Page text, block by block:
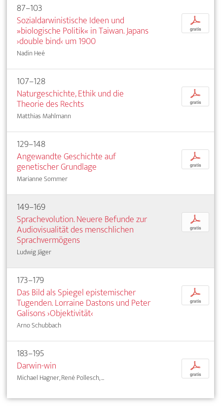
87–103
Sozialdarwinistische Ideen und
»biologische Politik« in Taiwan. Japans
›double bind‹ um 1900
Nadin Heé
p
gratis
107–128
Naturgeschichte, Ethik und die
Theorie des Rechts
Matthias Mahlmann
p
gratis
129–148
Angewandte Geschichte auf
genetischer Grundlage
Marianne Sommer
p
gratis
149–169
Sprachevolution. Neuere Befunde zur
Audiovisualität des menschlichen
Sprachvermögens
Ludwig Jäger
p
gratis
173–179
Das Bild als Spiegel epistemischer
Tugenden. Lorraine Dastons und Peter
Galisons ›Objektivität‹
Arno Schubbach
p
gratis
183–195
Darwin-win
Michael Hagner, René Pollesch, ...
p
gratis